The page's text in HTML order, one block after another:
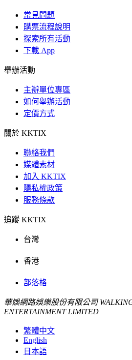
常見問題
購票流程說明
探索所有活動
下載 App
舉辦活動
主辦單位專區
如何舉辦活動
定價方式
關於 KKTIX
聯絡我們
媒體素材
加入 KKTIX
隱私權政策
服務條款
追蹤 KKTIX
台灣
香港
部落格
華娛網路娛樂股份有限公司
ENTERTAINMENT LIMITED
繁體中文
English
日本語